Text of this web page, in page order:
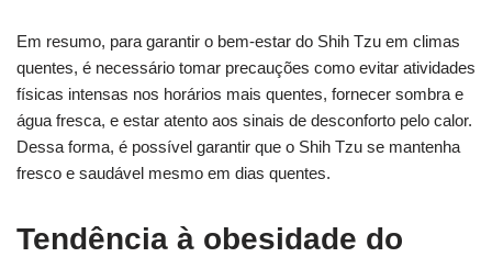
Em resumo, para garantir o bem-estar do Shih Tzu em climas
quentes, é necessário tomar precauções como evitar atividades
físicas intensas nos horários mais quentes, fornecer sombra e
água fresca, e estar atento aos sinais de desconforto pelo calor.
Dessa forma, é possível garantir que o Shih Tzu se mantenha
fresco e saudável mesmo em dias quentes.
Tendência à obesidade do